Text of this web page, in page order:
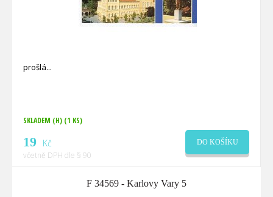
prošlá
SKLADEM (H) (1 KS)
19 Kč
včetně DPH dle § 90
DO KOŠÍKU
F 34569 - Karlovy Vary 5